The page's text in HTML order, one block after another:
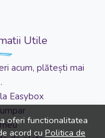
oferi functionalitatea
acord cu Politica de
Utile
acum, plătești mai
Easybox